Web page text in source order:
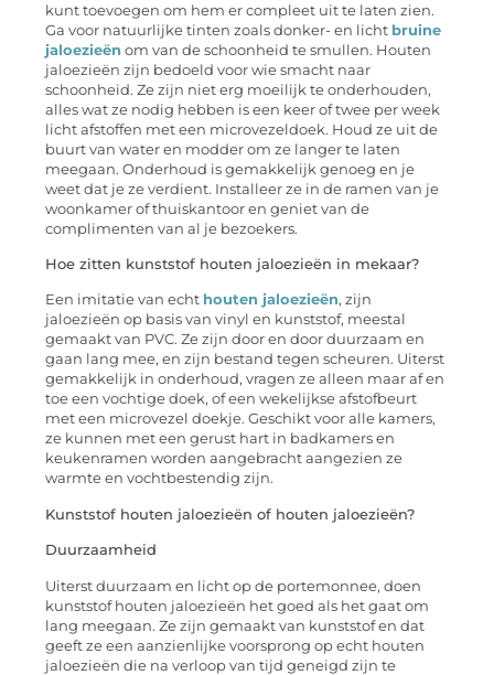
kunt toevoegen om hem er compleet uit te laten zien.
Ga voor natuurlijke tinten zoals donker- en licht bruine
jaloezieën om van de schoonheid te smullen. Houten
jaloezieën zijn bedoeld voor wie smacht naar
schoonheid. Ze zijn niet erg moeilijk te onderhouden,
alles wat ze nodig hebben is een keer of twee per week
licht afstoffen met een microvezeldoek. Houd ze uit de
buurt van water en modder om ze langer te laten
meegaan. Onderhoud is gemakkelijk genoeg en je
weet dat je ze verdient. Installeer ze in de ramen van je
woonkamer of thuiskantoor en geniet van de
complimenten van al je bezoekers.
Hoe zitten kunststof houten jaloezieën in mekaar?
Een imitatie van echt houten jaloezieën, zijn
jaloezieën op basis van vinyl en kunststof, meestal
gemaakt van PVC. Ze zijn door en door duurzaam en
gaan lang mee, en zijn bestand tegen scheuren. Uiterst
gemakkelijk in onderhoud, vragen ze alleen maar af en
toe een vochtige doek, of een wekelijkse afstofbeurt
met een microvezel doekje. Geschikt voor alle kamers,
ze kunnen met een gerust hart in badkamers en
keukenramen worden aangebracht aangezien ze
warmte en vochtbestendig zijn.
Kunststof houten jaloezieën of houten jaloezieën?
Duurzaamheid
Uiterst duurzaam en licht op de portemonnee, doen
kunststof houten jaloezieën het goed als het gaat om
lang meegaan. Ze zijn gemaakt van kunststof en dat
geeft ze een aanzienlijke voorsprong op echt houten
jaloezieën die na verloop van tijd geneigd zijn te